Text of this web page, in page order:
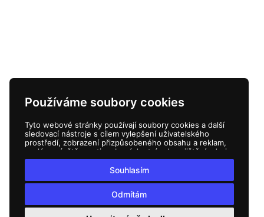
Používáme soubory cookies
Tyto webové stránky používají soubory cookies a další
sledovací nástroje s cílem vylepšení uživatelského
prostředí, zobrazení přizpůsobeného obsahu a reklam,
analýzy návštěvnosti webových stránek a zjištění zdroje
návštěvnosti.
Souhlasím
Odmítám